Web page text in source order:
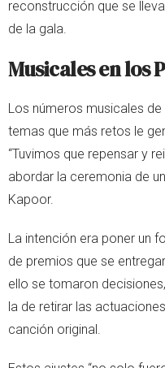
reconstrucción que se
de la gala.
Musicales en los
Los números musicales
temas que más retos le
“Tuvimos que repensar y
abordar la ceremonia de
Kapoor.
La intención era poner un
de premios que se
ello se tomaron
la de retirar las
canción original.